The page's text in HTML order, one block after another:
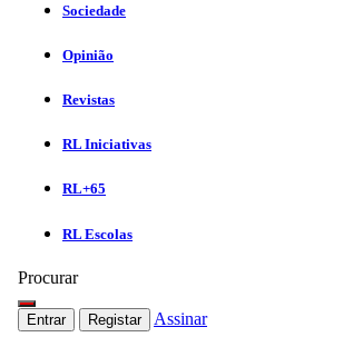
Sociedade
Opinião
Revistas
RL Iniciativas
RL+65
RL Escolas
Procurar
Entrar Registar Assinar